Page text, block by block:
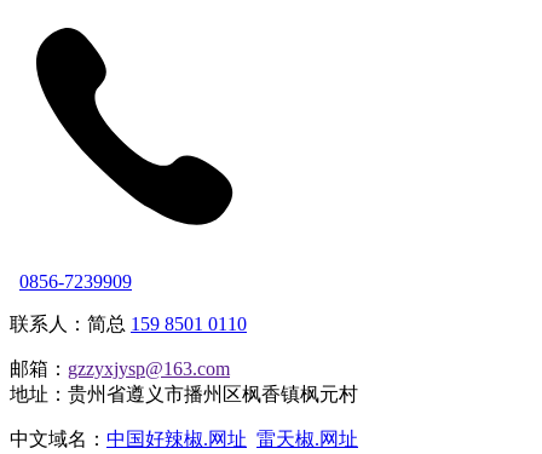
0856-7239909
联系人：简总 159 8501 0110
邮箱： gzzyxjysp@163.com
地址：贵州省遵义市播州区枫香镇枫元村
中文域名： 中国好辣椒.网址 雷天椒.网址